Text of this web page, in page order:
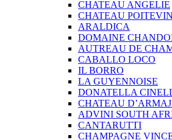
CHATEAU ANGELIE
CHATEAU POITEVIN
ARALDICA
DOMAINE
AUTREAU DE
CABALLO LOCO
IL BORRO
LA GUYENNOISE
DONATELLA
CHATEAU
ADVINI SOUTH
CANTARUTTI
CHAMPAGNE